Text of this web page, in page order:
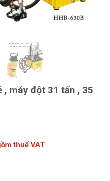
máy đột 31 tấn , 35
thuế VAT